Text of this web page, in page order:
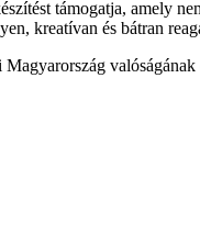
támogatja, amely
kreatívan és bátran